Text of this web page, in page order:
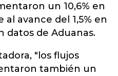
un 10,6% en
avance del 1,5% en
datos de Aduanas.
"los flujos
también un